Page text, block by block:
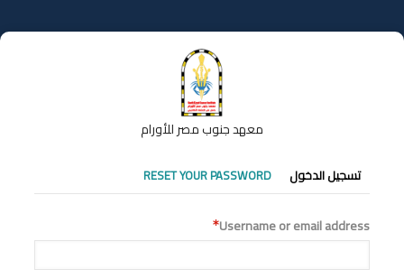
إلى
المحتوى
معهد جنوب مصر للأورام
التبويبات
الأساسية
تسجيل الدخول RESET YOUR PASSWORD
Username or email address